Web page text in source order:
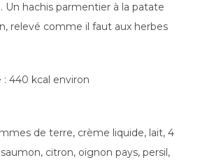
Un hachis parmentier à la patate
relevé comme il faut aux herbes
440 kcal environ
de terre, crème liquide, lait, 4
citron, oignon pays, persil,